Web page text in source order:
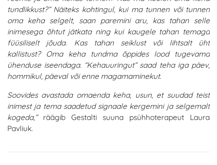
tundlikkust?” Näiteks kohtingul, kui ma tunnen või tunnen
oma keha selgelt, saan paremini aru, kas tahan selle
inimesega õhtut jätkata ning kui kaugele tahan temaga
füüsiliselt jõuda. Kas tahan seiklust või lihtsalt üht
kallistust? Oma keha tundma õppides lood tugevama
ühenduse iseendaga. “Kehauuringut” saad teha iga päev,
hommikul, päeval või enne magamaminekut.
Soovides avastada omaenda keha, usun, et suudad teist
inimest ja tema saadetud signaale kergemini ja selgemalt
kogeda,”räägib Gestalti suuna psühhoterapeut Laura
Pavliuk.